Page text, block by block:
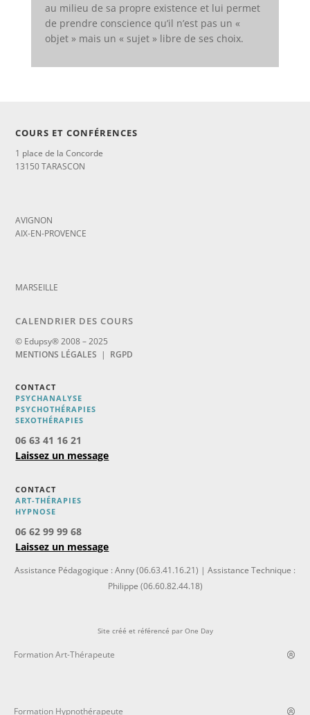
au milieu de sa propre existence et lui permet
de prendre conscience qu’il n’est pas un «
objet » mais un « sujet » libre de ses choix.
COURS ET CONFÉRENCES
1 place de la Concorde
13150 TARASCON
AVIGNON
AIX-EN-PROVENCE
MARSEILLE
CALENDRIER DES COURS
© Edupsy® 2008 – 2025
MENTIONS LÉGALES | RGPD
CONTACT
PSYCHANALYSE
PSYCHOTHÉRAPIES
SEXOTHÉRAPIES
06 63 41 16 21
Laissez un message
CONTACT
ART-THÉRAPIES
HYPNOSE
06 62 99 99 68
Laissez un message
Assistance Pédagogique : Anny (06.63.41.16.21) | Assistance Technique :
Philippe (06.60.82.44.18)
Site créé et référencé par One Day
Formation Art-Thérapeute
Formation Hypnothérapeute